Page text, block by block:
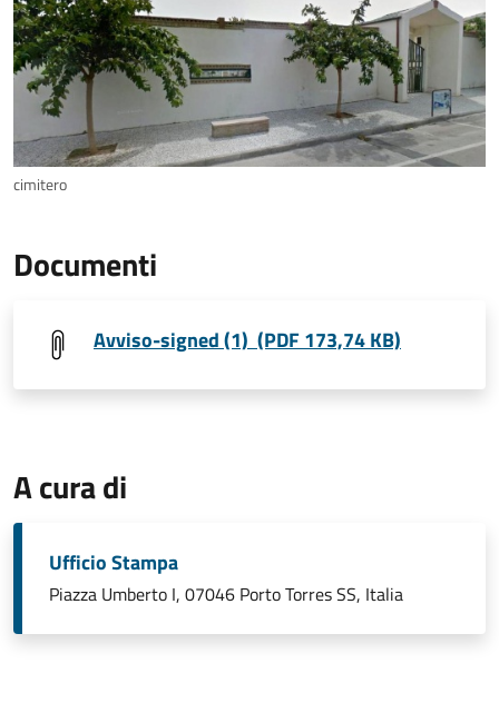
cimitero
Documenti
Avviso-signed (1) (PDF 173,74 KB)
A cura di
Ufficio Stampa
Piazza Umberto I, 07046 Porto Torres SS, Italia